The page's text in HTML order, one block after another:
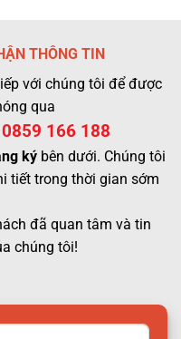
THÔNG TIN
với chúng tôi để được
qua
0859 166 188
kýbên dưới. Chúng tôi
tiết trong thời gian sớm
đã quan tâm và tin
chúng tôi!